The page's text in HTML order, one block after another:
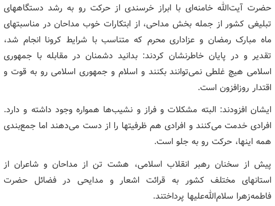
حضرت آیت‌الله خامنه‌ای با ابراز خرسندی از حرکت رو به رشد دستگاههای
تبلیغی کشور از جمله بخش مداحی، از ابتکارات خوب مداحان در مناسبتهای
ماه مبارک رمضان و عزاداری محرم که متناسب با شرایط کرونا انجام شد،
تقدیر و در پایان خاطرنشان کردند: بدانید دشمنان در مقابله با جمهوری
اسلامی هیچ غلطی نمی‌توانند بکنند و اسلام و جمهوری اسلامی رو به قوت و
اقتدار روزافزون است.
ایشان افزودند: البته مشکلات و فراز و نشیب‌ها همواره وجود داشته و دارد.
افرادی خدمت می‌کنند و افرادی هم ظرفیتها را از دست می‌دهند اما جمع‌بندی
همه اینها، حرکت رو به جلو است.
پیش از سخنان رهبر انقلاب اسلامی، هشت تن از مداحان و شاعران از
استانهای مختلف کشور به قرائت اشعار و مدایحی در فضائل حضرت
فاطمه‌زهرا سلام‌الله‌علیها پرداختند.